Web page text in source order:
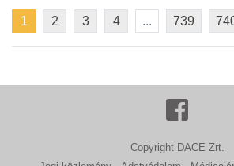
1 2 3 4 ... 739
Copyright DACE Zrt.